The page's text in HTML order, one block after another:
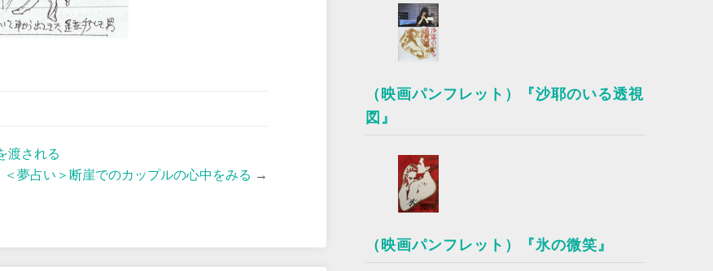
渡される
＜夢占い＞断崖でのカップルの心中をみる →
（映画パンフレット）『沙耶のいる透視
図』
（映画パンフレット）『氷の微笑』